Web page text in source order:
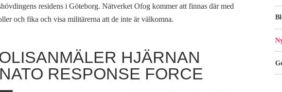
residens i Göteborg. Nätverket Ofog kommer att finnas där med
och fika och visa militärerna att de inte är välkomna.
HJÄRNAN
RESPONSE FORCE